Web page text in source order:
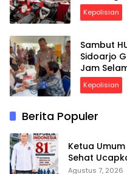
Kepolisian
Sambut
Sidoarjo
Jam
Kepolisian
Berita Populer
Ketua
Sehat
Agustus 7, 2026